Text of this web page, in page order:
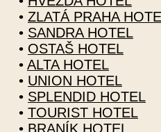
• ZLATÁ PRAHA
• SANDRA HOTEL
• OSTAŠ HOTEL
• ALTA HOTEL
• UNION HOTEL
• SPLENDID HOTEL
• TOURIST HOTEL
• BRANÍK HOTEL